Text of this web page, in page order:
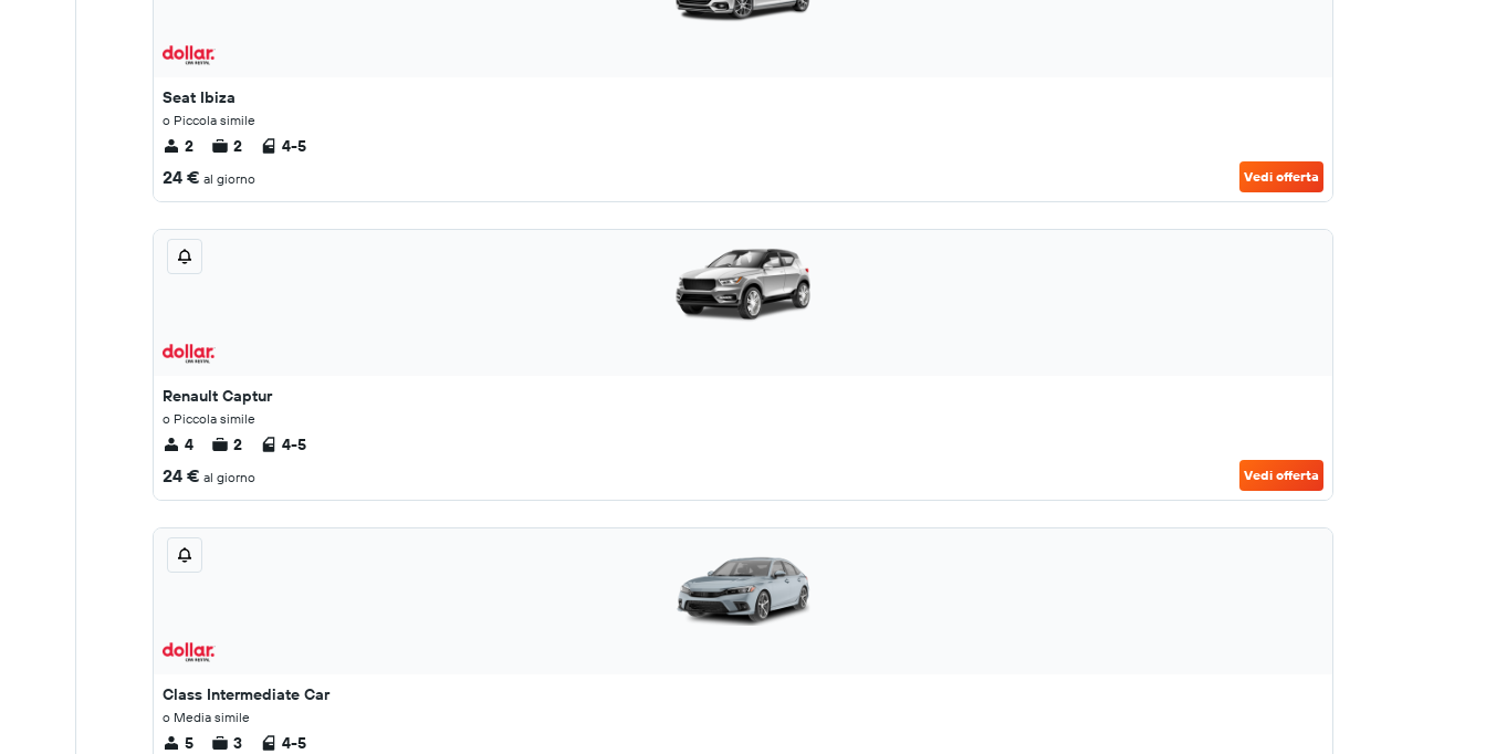
Seat Ibiza
o Piccola simile
2 2 4-5
24 € al giorno Vedi offerta
Renault Captur
o Piccola simile
4 2 4-5
24 € al giorno Vedi offerta
Class Intermediate Car
o Media simile
5 3 4-5